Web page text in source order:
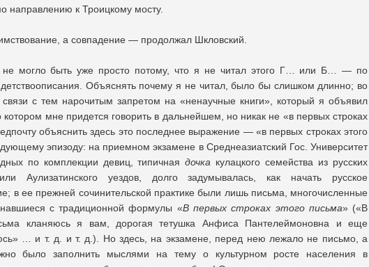
направлению к Троицкому мосту.
а совпадение — продолжал Шкловский.
не могло быть уже просто потому, что я не читал этого Г… или Б… — по
Объяснять почему я не читал, было бы слишком длинно; во
связи с тем нарочитым запретом на «ненаучные книги», который я объявил
мне придется говорить в дальнейшем, но никак не «в первых строках
объяснить здесь это последнее выражение — «в первых строках этого
эпизоду: на приемном экзамене в Среднеазиатский Гос. Университет
по комплекции девиц, типичнаядочка кулацкого семейства из русских
Аулизатинского уездов, долго задумывалась, как начать русское
в ее прежней сочинительской практике были лишь письма, многочисленные
с традиционной формулы «В первых строках этого письма» («В
кланяюсь я вам, дорогая тетушка Анфиса Пантелеймоновна и еще
… и т. д. и т. д.). Но здесь, на экзамене, перед нею лежало не письмо, а
было заполнить мыслями на тему о культурном росте населения в